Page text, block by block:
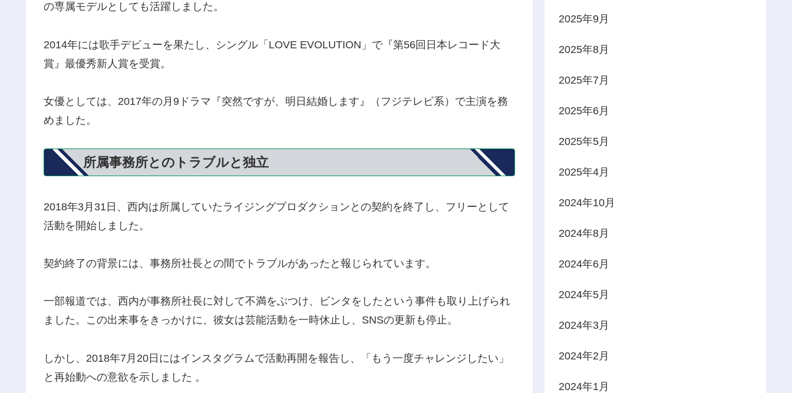
の専属モデルとしても活躍しました。
2014年には歌手デビューを果たし、シングル「LOVE EVOLUTION」で『第56回日本レコード大
賞』 最優秀新人賞を受賞。
女優としては、2017年の月9ドラマ『突然ですが、明日結婚します』（フジテレビ系） で主演を務
めました。
所属事務所とのトラブルと独立
2018年3月31日、 西内は所属していたライジングプロダクションとの契約を終了し、 フリーとして
活動を開始しました。
契約終了の背景には、 事務所社長との間でトラブルがあったと報じられています。
一部報道では、西内が事務所社長に対して不満をぶつけ、
ビンタをしたという事件も取り上げられ
ました。 この出来事をきっかけに、彼女は芸能活動を一時休止し、 SNSの更新も停止。
しかし、 2018年7月20日にはインスタグラムで活動再開を報告し、「 もう一度チャレンジしたい」
と再始動への意欲を示しました 。
2025年9月
2025年8月
2025年7月
2025年6月
2025年5月
2025年4月
2024年10月
2024年8月
2024年6月
2024年5月
2024年3月
2024年2月
2024年1月